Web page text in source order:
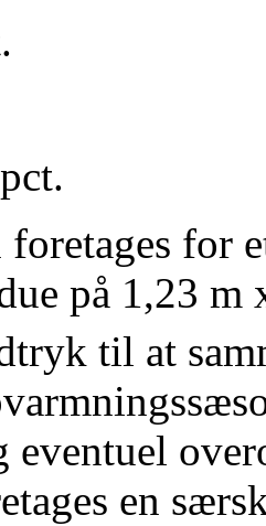
foretages for
på 1,23
til at
en